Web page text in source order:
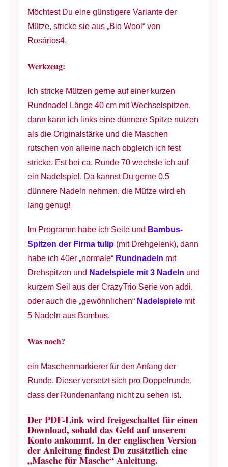
Möchtest Du eine günstigere Variante der
Mütze, stricke sie aus „Bio Wool“ von
Rosários4.
Werkzeug:
Ich stricke Mützen gerne auf einer kurzen
Rundnadel Länge 40 cm mit Wechselspitzen,
dann kann ich links eine dünnere Spitze nutzen
als die Originalstärke und die Maschen
rutschen von alleine nach obgleich ich fest
stricke. Est bei ca. Runde 70 wechsle ich auf
ein Nadelspiel. Da kannst Du gerne 0.5
dünnere Nadeln nehmen, die Mütze wird eh
lang genug!
Im Programm habe ich Seile und Bambus-
Spitzen der Firma tulip(mit Drehgelenk), dann
habe ich 40er „normale“ Rundnadeln mit
Drehspitzen und Nadelspiele mit 3 Nadeln und
kurzem Seil aus der CrazyTrio Serie von addi,
oder auch die „gewöhnlichen“ Nadelspielemit
5 Nadeln aus Bambus.
Was noch?
ein Maschenmarkierer für den Anfang der
Runde. Dieser versetzt sich pro Doppelrunde,
dass der Rundenanfang nicht zu sehen ist.
Der PDF-Link wird freigeschaltet für einen
Download, sobald das Geld auf unserem
Konto ankommt. In der englischen Version
der Anleitung findest Du zusätztlich eine
„Masche für Masche“ Anleitung.